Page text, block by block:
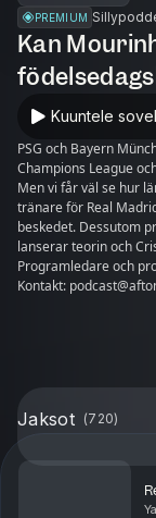
PREMIUM
Kan
Kuuntele
PSG och Bayern
Champions League
Men vi får väl se hur
tränare för Real
beskedet. Dessutom
lanserar teorin och
Programledare och
Kontakt:
Jaksot (720)